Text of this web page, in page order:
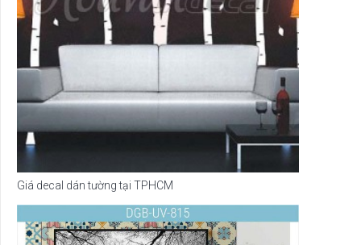
Giá decal dán tường tại TPHCM